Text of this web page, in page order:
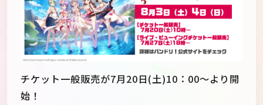
チケット一般販売が7月20日(土)10：00～より開
始！